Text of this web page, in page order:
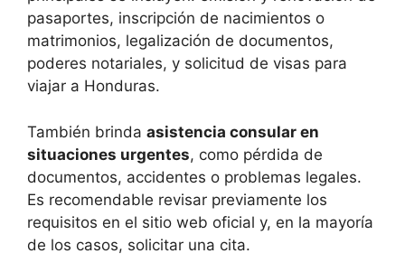
pasaportes, inscripción de nacimientos o
matrimonios, legalización de documentos,
poderes notariales, y solicitud de visas para
viajar a Honduras.
También brinda asistencia consular en
situaciones urgentes, como pérdida de
documentos, accidentes o problemas legales.
Es recomendable revisar previamente los
requisitos en el sitio web oficial y, en la mayoría
de los casos, solicitar una cita.